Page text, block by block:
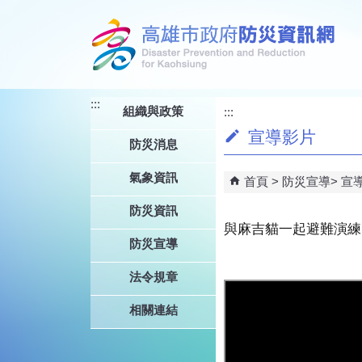
:::
組織與政策
防災消息
氣象資訊
防災資訊
防災宣導
法令規章
相關連結
:::
宣導影片
首頁 防災宣導 宣
與麻吉貓一起避難演練